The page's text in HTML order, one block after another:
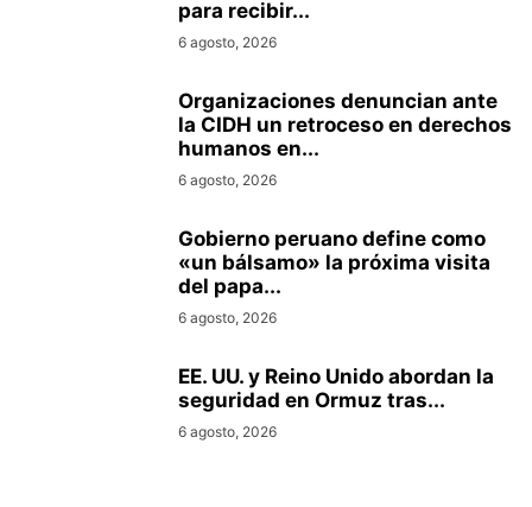
para recibir...
6 agosto, 2026
Organizaciones denuncian ante
la CIDH un retroceso en derechos
humanos en...
6 agosto, 2026
Gobierno peruano define como
«un bálsamo» la próxima visita
del papa...
6 agosto, 2026
EE. UU. y Reino Unido abordan la
seguridad en Ormuz tras...
6 agosto, 2026